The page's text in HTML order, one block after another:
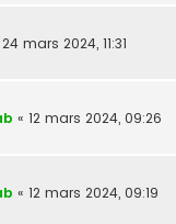
24 mars 2024, 11:31
« 12 mars 2024, 09:26
« 12 mars 2024, 09:19